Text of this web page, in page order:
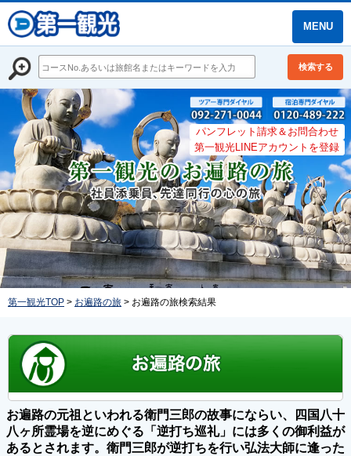
MENU
検索する
パンフレット請求＆お問合わせ
第一観光LINEアカウントを登録
第一観光TOP > お遍路の旅 > お遍路の旅検索結果
お遍路の元祖といわれる衛門三郎の故事にならい、四国八十
八ヶ所霊場を逆にめぐる「逆打ち巡礼」には多くの御利益が
あるとされます。衛門三郎が逆打ちを行い弘法大師に逢った